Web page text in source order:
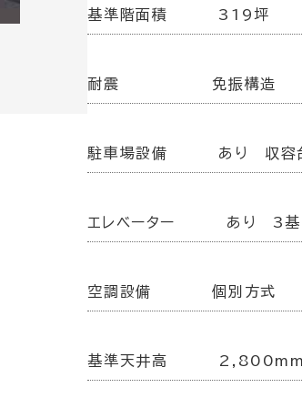
基準階面積 319坪
耐震 免振構造
駐車場設備 あり 収容
エレベーター あり 3基
空調設備 個別方式
基準天井高 2,800mm